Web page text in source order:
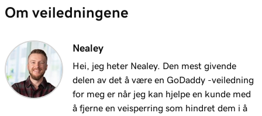
blokkeredigeringsprogrammet
Leksjon 10 (av 29)
Bruk WordPress -tilpasningen
Leksjon 11 (av 29)
Bruk og installer WordPress -temaer
Om veiledningene
Nealey
Hei, jeg heter Nealey. Den mest givende
delen av det å være en GoDaddy -veiledning
for meg er når jeg kan hjelpe en kunde med
å fjerne en veisperring som hindret dem i å